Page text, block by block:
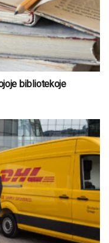
bibliotekoje